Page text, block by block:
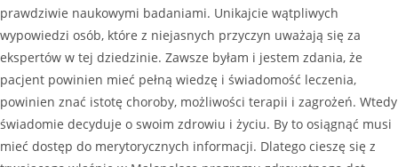
prawdziwie naukowymi badaniami. Unikajcie wątpliwych
wypowiedzi osób, które z niejasnych przyczyn uważają się za
ekspertów w tej dziedzinie. Zawsze byłam i jestem zdania, że
pacjent powinien mieć pełną wiedzę i świadomość leczenia,
powinien znać istotę choroby, możliwości terapii i zagrożeń. Wtedy
świadomie decyduje o swoim zdrowiu i życiu. By to osiągnąć musi
mieć dostęp do merytorycznych informacji. Dlatego cieszę się z